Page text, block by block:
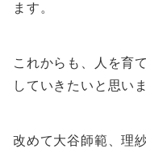
ます。
これからも、人を育
していきたいと思い
改めて大谷師範、理